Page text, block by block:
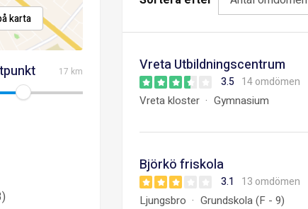
karta
17 km Vreta Utbildningscentrum
3.5 14 omdömen
Vreta kloster Gymnasium
Björkö friskola
3.1 13 omdömen
Ljungsbro Grundskola (F - 9)